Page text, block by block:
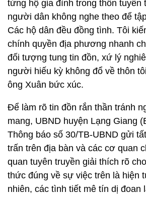
từng hộ gia đình trong thôn tuyên
người dân không nghe theo để
Các hộ dân đều đồng tình. Tôi
chính quyền địa phương nhanh
đối tượng tung tin đồn, xứ lý
người hiếu kỳ không đổ về thôn
ông Xuân bức xúc.
Để làm rõ tin đồn rắn thần tránh
mang, UBND huyện Lạng Giang
Thông báo số 30/TB-UBND gửi
trấn trên địa bàn và các cơ quan
quan tuyên truyền giải thích rõ
thức đúng về sự việc trên là hiện
nhiên, các tình tiết mê tín dị đoan